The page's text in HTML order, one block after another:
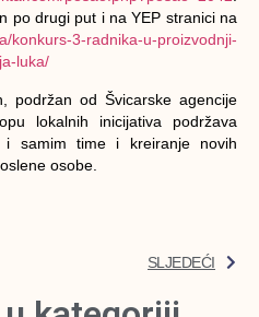
po drugi put i na YEP stranici na
konkurs-3-radnika-u-proizvodnji-
luka/
podržan od Švicarske agencije
lokalnih inicijativa podržava
i samim time i kreiranje novih
osobe.
SLJEDEĆI